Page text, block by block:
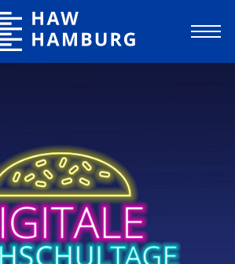
für Angewandte